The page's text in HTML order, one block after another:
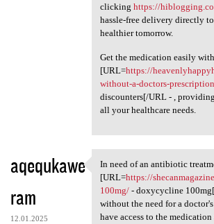
clicking https://
hassle-free delivery directly
healthier tomorrow.
Get the medication easily with
[URL=https://
without-a-doctors-
discounters[/URL - ,
all your healthcare needs.
aqequkawe
ram
12.01.2025
In need of an antibiotic
In need of an antibiotic
[URL=https://
100mg/- doxycycline
without the need for a
have access to the